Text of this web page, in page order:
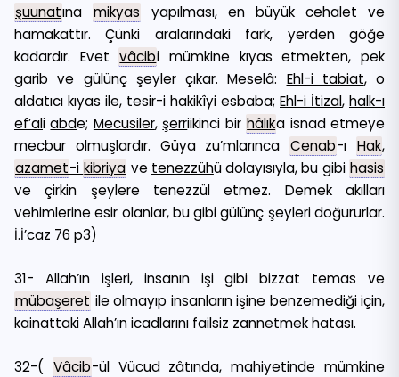
şuunatına mikyas yapılması, en büyük cehalet ve
hamakattır. Çünki aralarındaki fark, yerden göğe
kadardır. Evet vâcibi mümkine kıyas etmekten, pek
garib ve gülünç şeyler çıkar. Meselâ: Ehl-i tabiat, o
aldatıcı kıyas ile, tesir-i hakikîyi esbaba; Ehl-i İtizal, halk-ı
ef’aliabde; Mecusiler,şerriikinci bir hâlıka isnad etmeye
mecbur olmuşlardır. Güya zu’mlarınca Cenab-ı Hak,
azamet-i kibriya ve tenezzühü dolayısıyla, bu gibi hasis
ve çirkin şeylere tenezzül etmez. Demek akılları
vehimlerine esir olanlar, bu gibi gülünç şeyleri doğururlar.
İ.İ’caz 76 p3)
31- Allah’ın işleri, insanın işi gibi bizzat temas ve
mübaşeret ile olmayıp insanların işine benzemediği için,
kainattaki Allah’ın icadlarını failsiz zannetmek hatası.
32-( Vâcib-ül Vücudzâtında, mahiyetindemümkine